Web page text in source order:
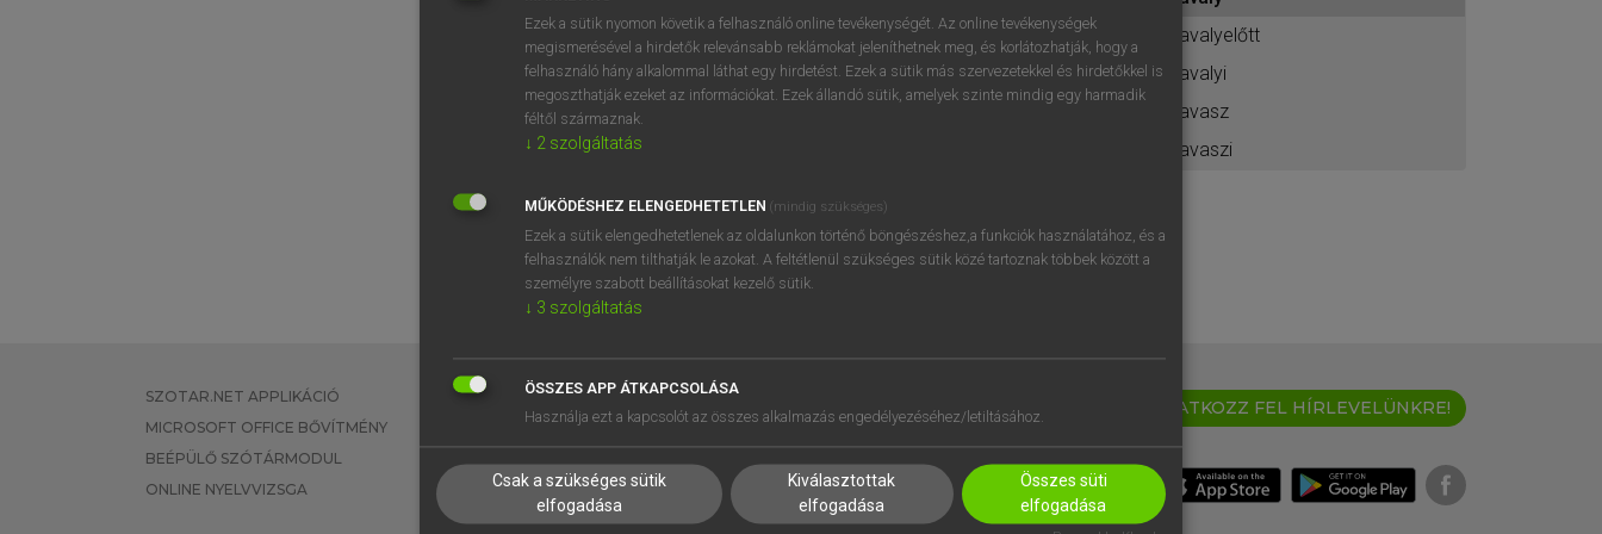
BELÉPÉS
próbaverziójának elindításához
regisztrálok ésbelépek.
REGISZTRÁCIÓ
tavalyelőtt
tavalyi
tavasz
tavaszi
SZOTAR.NET APPLIKÁCIÓ
MICROSOFT OFFICE BŐVÍTMÉNY
BEÉPÜLŐ SZÓTÁRMODUL
ONLINE NYELVVIZSGA
EGYÉNI FELHASZNÁLÓKNAK
TANULÓKNAK
VÁLLALATI MEGOLDÁSOK
SÚGÓ
RÓLUNK
SÜTI BEÁLLÍTÁSOK
IRATKOZZ FEL HÍRLEVELÜNKRE!
Ezek a sütik nyomon követik a felhasználó online tevékenységét. Az online tevékenységek
megismerésével a hirdetők relevánsabb reklámokat jeleníthetnek meg, és korlátozhatják, hogy a
felhasználó hány alkalommal láthat egy hirdetést. Ezek a sütik más szervezetekkel és hirdetőkkel is
megoszthatják ezeket az információkat. Ezek állandó sütik, amelyek szinte mindig egy harmadik
féltől származnak.
↓ 2 szolgáltatás
MŰKÖDÉSHEZ ELENGEDHETETLEN (mindig szükséges)
Ezek a sütik elengedhetetlenek az oldalunkon történő böngészéshez,a funkciók használatához, és a
felhasználók nem tilthatják le azokat. A feltétlenül szükséges sütik közé tartoznak többek között a
személyre szabott beállításokat kezelő sütik.
↓ 3 szolgáltatás
ÖSSZES APP ÁTKAPCSOLÁSA
Használja ezt a kapcsolót az összes alkalmazás engedélyezéséhez/letiltásához.
Csak a szükséges sütik
elfogadása
Kiválasztottak
elfogadása
Összes süti
elfogadása